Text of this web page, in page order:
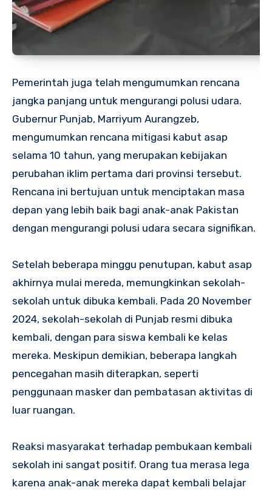
Pemerintah juga telah mengumumkan rencana
jangka panjang untuk mengurangi polusi udara.
Gubernur Punjab, Marriyum Aurangzeb,
mengumumkan rencana mitigasi kabut asap
selama 10 tahun, yang merupakan kebijakan
perubahan iklim pertama dari provinsi tersebut.
Rencana ini bertujuan untuk menciptakan masa
depan yang lebih baik bagi anak-anak Pakistan
dengan mengurangi polusi udara secara signifikan.
Setelah beberapa minggu penutupan, kabut asap
akhirnya mulai mereda, memungkinkan sekolah-
sekolah untuk dibuka kembali. Pada 20 November
2024, sekolah-sekolah di Punjab resmi dibuka
kembali, dengan para siswa kembali ke kelas
mereka. Meskipun demikian, beberapa langkah
pencegahan masih diterapkan, seperti
penggunaan masker dan pembatasan aktivitas di
luar ruangan.
Reaksi masyarakat terhadap pembukaan kembali
sekolah ini sangat positif. Orang tua merasa lega
karena anak-anak mereka dapat kembali belajar